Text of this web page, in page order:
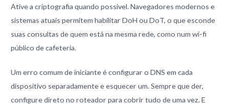
Ative a criptografia quando possível. Navegadores modernos e
sistemas atuais permitem habilitar DoH ou DoT, o que esconde
suas consultas de quem está na mesma rede, como num wi-fi
público de cafeteria.
Um erro comum de iniciante é configurar o DNS em cada
dispositivo separadamente e esquecer um. Sempre que der,
configure direto no roteador para cobrir tudo de uma vez. E